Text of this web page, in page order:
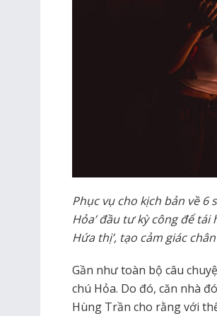
Phục vụ cho kịch bản về 6
Hỏa’ đầu tư kỳ công để
Hứa thị’, tạo cảm giác
Gần như toàn bộ câu
chú Hỏa. Do đó, căn nhà
Hùng Trần cho rằng với